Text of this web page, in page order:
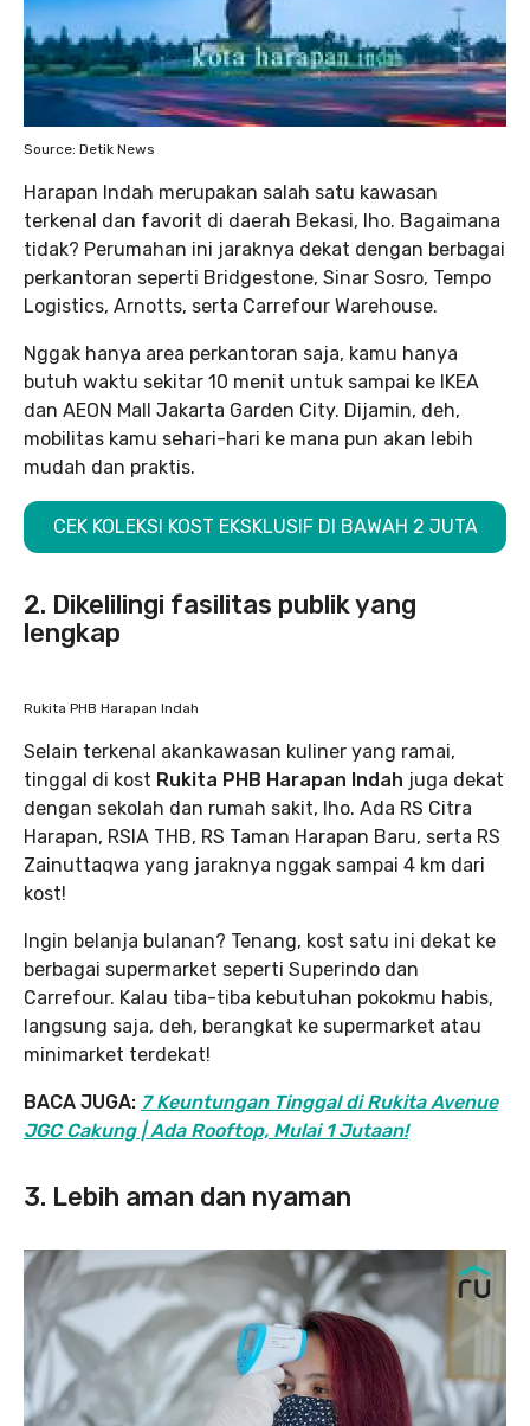
Source: Detik News
Harapan Indah merupakan salah satu kawasan
terkenal dan favorit di daerah Bekasi, lho. Bagaimana
tidak? Perumahan ini jaraknya dekat dengan berbagai
perkantoran seperti Bridgestone, Sinar Sosro, Tempo
Logistics, Arnotts, serta Carrefour Warehouse.
Nggak hanya area perkantoran saja, kamu hanya
butuh waktu sekitar 10 menit untuk sampai ke IKEA
dan AEON Mall Jakarta Garden City. Dijamin, deh,
mobilitas kamu sehari-hari ke mana pun akan lebih
mudah dan praktis.
CEK KOLEKSI KOST EKSKLUSIF DI BAWAH 2 JUTA
2. Dikelilingi fasilitas publik yang
lengkap
Rukita PHB Harapan Indah
Selain terkenal akankawasan kuliner yang ramai,
tinggal di kost Rukita PHB Harapan Indah juga dekat
dengan sekolah dan rumah sakit, lho. Ada RS Citra
Harapan, RSIA THB, RS Taman Harapan Baru, serta RS
Zainuttaqwa yang jaraknya nggak sampai 4 km dari
kost!
Ingin belanja bulanan? Tenang, kost satu ini dekat ke
berbagai supermarket seperti Superindo dan
Carrefour. Kalau tiba-tiba kebutuhan pokokmu habis,
langsung saja, deh, berangkat ke supermarket atau
minimarket terdekat!
BACA JUGA: 7 Keuntungan Tinggal di Rukita Avenue
JGC Cakung | Ada Rooftop, Mulai 1 Jutaan!
3. Lebih aman dan nyaman